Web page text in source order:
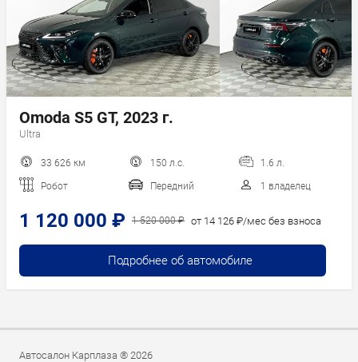
Omoda S5 GT, 2023 г.
Ultra
33 626 км 150 л.с. 1.6 л.
Робот Передний 1 владелец
1 120 000 ₽ 1 520 000 ₽ от 14 126 ₽/мес без взноса
Подробнее об автомобиле
Автосалон Карплаза ® 2026